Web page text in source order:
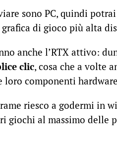
sono PC, quindi
di gioco più alta
anche l’RTX attivo:
clic, cosa che a volte
loro componenti
riesco a godermi in
giochi al massimo delle